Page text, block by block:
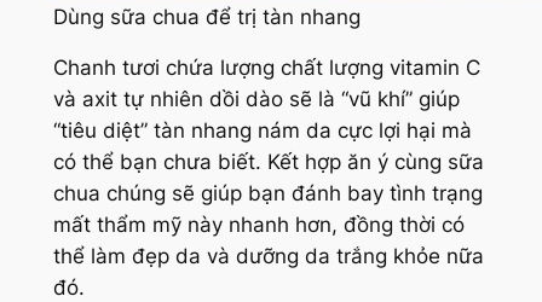
Dùng sữa chua để trị tàn nhang
Chanh tươi chứa lượng chất lượng vitamin C
và axit tự nhiên dồi dào sẽ là “vũ khí” giúp
“tiêu diệt” tàn nhang nám da cực lợi hại mà
có thể bạn chưa biết. Kết hợp ăn ý cùng sữa
chua chúng sẽ giúp bạn đánh bay tình trạng
mất thẩm mỹ này nhanh hơn, đồng thời có
thể làm đẹp da và dưỡng da trắng khỏe nữa
đó.